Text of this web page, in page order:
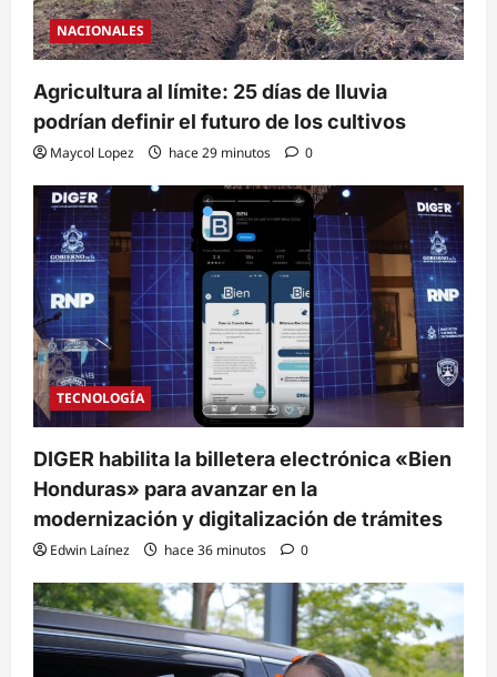
NACIONALES
Agricultura al límite: 25 días de lluvia
podrían definir el futuro de los cultivos
Maycol Lopez hace 29 minutos 0
TECNOLOGÍA
DIGER habilita la billetera electrónica «Bien
Honduras» para avanzar en la
modernización y digitalización de trámites
Edwin Laínez hace 36 minutos 0